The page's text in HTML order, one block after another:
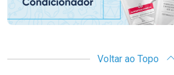
Voltar ao Topo